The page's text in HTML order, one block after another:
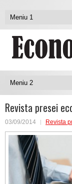
Revista presei
03/09/2014 Revista